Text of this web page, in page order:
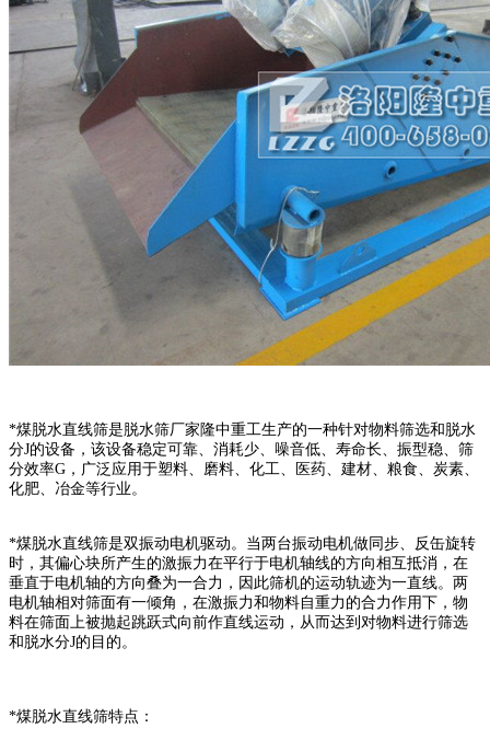
*煤脱水直线筛是脱水筛厂家隆中重工生产的一种针对物料筛选和脱水
分J的设备，该设备稳定可靠、消耗少、噪音低、寿命长、振型稳、筛
分效率G，广泛应用于塑料、磨料、化工、医药、建材、粮食、炭素、
化肥、冶金等行业。
*煤脱水直线筛是双振动电机驱动。当两台振动电机做同步、反缶旋转
时，其偏心块所产生的激振力在平行于电机轴线的方向相互抵消，在
垂直于电机轴的方向叠为一合力，因此筛机的运动轨迹为一直线。两
电机轴相对筛面有一倾角，在激振力和物料自重力的合力作用下，物
料在筛面上被抛起跳跃式向前作直线运动，从而达到对物料进行筛选
和脱水分J的目的。
*煤脱水直线筛特点：